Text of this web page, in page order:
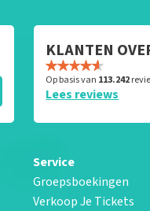
KLANTEN
Op basis van 113.242
Lees reviews
Service
Groepsboekingen
Verkoop Je Tickets